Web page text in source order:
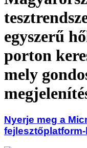
egyszerű
porton
mely
Nyerje meg a